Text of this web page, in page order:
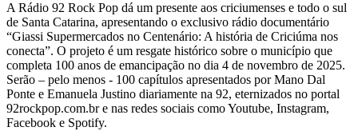
A Rádio 92 Rock Pop dá um presente aos criciumenses e todo o sul
de Santa Catarina, apresentando o exclusivo rádio documentário
“Giassi Supermercados no Centenário: A história de Criciúma nos
conecta”. O projeto é um resgate histórico sobre o município que
completa 100 anos de emancipação no dia 4 de novembro de 2025.
Serão – pelo menos - 100 capítulos apresentados por Mano Dal
Ponte e Emanuela Justino diariamente na 92, eternizados no portal
92rockpop.com.br e nas redes sociais como Youtube, Instagram,
Facebook e Spotify.